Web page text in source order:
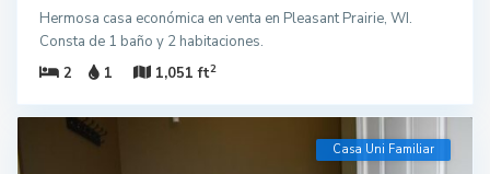
Hermosa casa económica en venta en Pleasant Prairie, WI.
Consta de 1 baño y 2 habitaciones.
2
1 1,051 ft2
Casa Uni Familiar